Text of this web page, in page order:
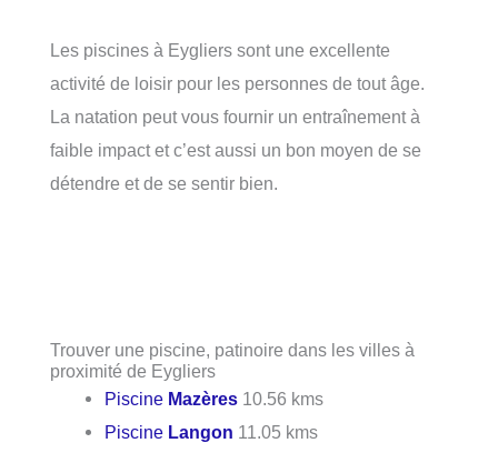
Les piscines à Eygliers sont une excellente
activité de loisir pour les personnes de tout âge.
La natation peut vous fournir un entraînement à
faible impact et c’est aussi un bon moyen de se
détendre et de se sentir bien.
Trouver une piscine, patinoire dans les villes à
proximité de Eygliers
Piscine Mazères 10.56 kms
Piscine Langon 11.05 kms